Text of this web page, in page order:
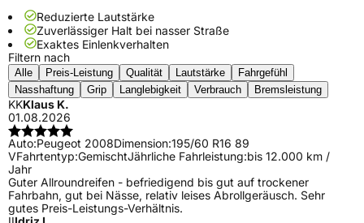
Reduzierte Lautstärke
Zuverlässiger Halt bei nasser Straße
Exaktes Einlenkverhalten
Filtern nach
Alle Preis-Leistung Qualität Lautstärke
Fahrgefühl
Nasshaftung
Grip Langlebigkeit Verbrauch Bremsleistung
KKKlaus K.
01.08.2026
Auto:Peugeot 2008Dimension:195/60 R16 89
VFahrtentyp:GemischtJährliche Fahrleistung:bis 12.000 km /
Jahr
Guter Allroundreifen - befriedigend bis gut auf trockener
Fahrbahn, gut bei Nässe, relativ leises Abrollgeräusch. Sehr
gutes Preis-Leistungs-Verhältnis.